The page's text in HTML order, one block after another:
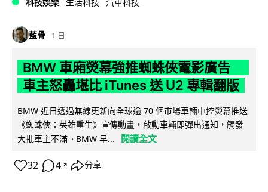
藍骨 1 日
BMW 車廂熒幕強推蜘蛛俠電影廣告
車主怒轟堪比 iTunes 送 U2 專輯翻版
BMW 近日透過無線更新向全球逾 70 個市場車輛中控熒幕推送
《蜘蛛俠：英雄重生》宣傳動畫，啟動車輛即彈出通知，觸發
大批車主不滿。BMW 早...
閱讀全文
32 4 ↗ 分享